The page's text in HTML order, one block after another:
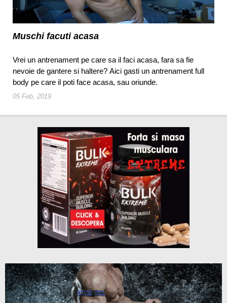
Muschi facuti acasa
Vrei un antrenament pe care sa il faci acasa, fara sa fie
nevoie de gantere si haltere? Aici gasti un antrenament full
body pe care il poti face acasa, sau oriunde.
05 Feb, 2019